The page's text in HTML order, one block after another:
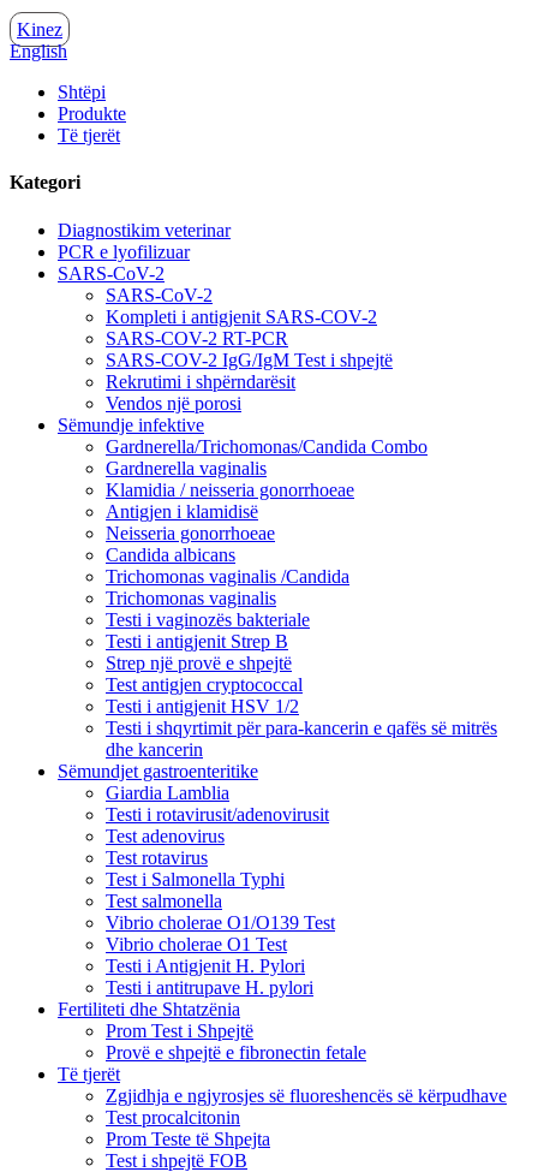
Kinez
English
Shtëpi
Produkte
Të tjerët
Kategori
Diagnostikim veterinar
PCR e lyofilizuar
SARS-CoV-2
SARS-CoV-2
Kompleti i antigjenit SARS-COV-2
SARS-COV-2 RT-PCR
SARS-COV-2 IgG/IgM Test i shpejtë
Rekrutimi i shpërndarësit
Vendos një porosi
Sëmundje infektive
Gardnerella/Trichomonas/Candida Combo
Gardnerella vaginalis
Klamidia / neisseria gonorrhoeae
Antigjen i klamidisë
Neisseria gonorrhoeae
Candida albicans
Trichomonas vaginalis /Candida
Trichomonas vaginalis
Testi i vaginozës bakteriale
Testi i antigjenit Strep B
Strep një provë e shpejtë
Test antigjen cryptococcal
Testi i antigjenit HSV 1/2
Testi i shqyrtimit për para-kancerin e qafës së mitrës
dhe kancerin
Sëmundjet gastroenteritike
Giardia Lamblia
Testi i rotavirusit/adenovirusit
Test adenovirus
Test rotavirus
Test i Salmonella Typhi
Test salmonella
Vibrio cholerae O1/O139 Test
Vibrio cholerae O1 Test
Testi i Antigjenit H. Pylori
Testi i antitrupave H. pylori
Fertiliteti dhe Shtatzënia
Prom Test i Shpejtë
Provë e shpejtë e fibronectin fetale
Të tjerët
Zgjidhja e ngjyrosjes së fluoreshencës së kërpudhave
Test procalcitonin
Prom Teste të Shpejta
Test i shpejtë FOB